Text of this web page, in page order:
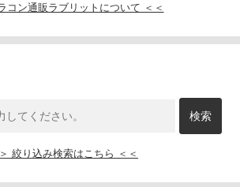
コン通販ラブリットについて ＜＜
絞り込み検索はこちら ＜＜